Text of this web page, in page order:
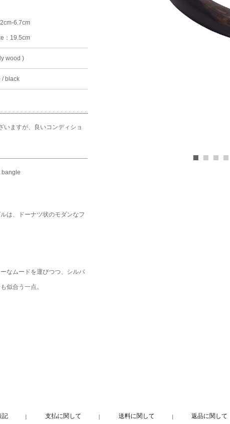
6.7cm
：19.5cm
wood )
/ black
いますが、良いコンディショ
bangle
は、ドーナツ状のモダンなフ
なムードを運びつつ、シルバ
似合う一点。
記 支払に関して 送料に関して 返品に関して